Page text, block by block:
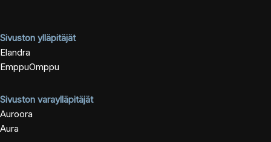
Sivuston ylläpitäjät
Elandra
EmppuOmppu
Sivuston varaylläpitäjät
Auroora
Aura